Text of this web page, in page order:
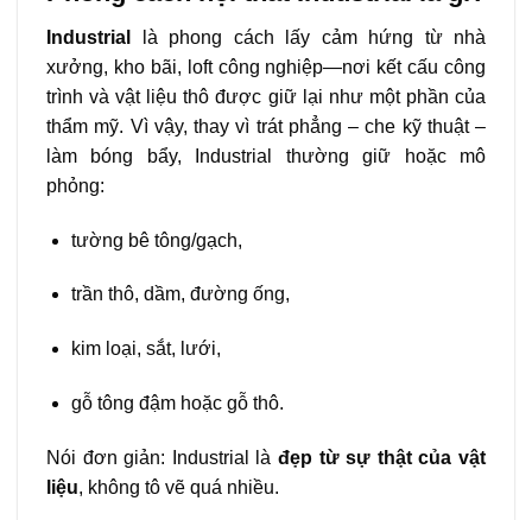
Industrial
là phong cách lấy cảm hứng từ nhà
xưởng, kho bãi, loft công nghiệp—nơi kết cấu công
trình và vật liệu thô được giữ lại như một phần của
thẩm mỹ. Vì vậy, thay vì trát phẳng – che kỹ thuật –
làm bóng bẩy, Industrial thường giữ hoặc mô
phỏng:
tường bê tông/gạch,
trần thô, dầm, đường ống,
kim loại, sắt, lưới,
gỗ tông đậm hoặc gỗ thô.
Nói đơn giản: Industrial là đẹp từ sự thật của vật
liệu, không tô vẽ quá nhiều.